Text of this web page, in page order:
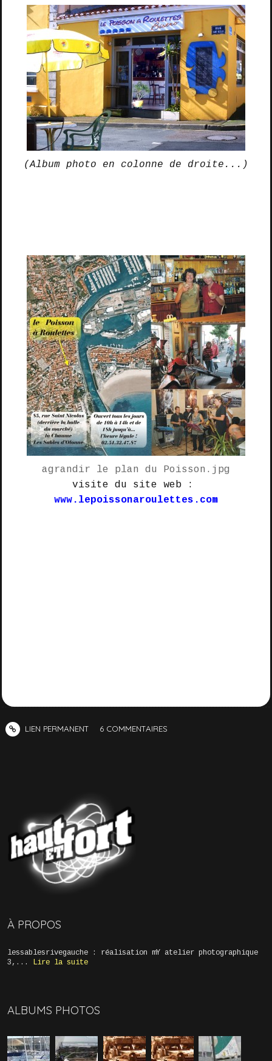
(Album photo en colonne de droite...)
agrandir le plan du Poisson.jpg
visite du site web :
www.lepoissonaroulettes.com
LIEN PERMANENT 6 COMMENTAIRES
À PROPOS
lessablesrivegauche : réalisation mY atelier photographique
3,...
Lire la suite
ALBUMS PHOTOS